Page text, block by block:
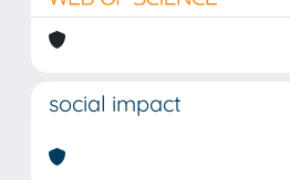
social impact